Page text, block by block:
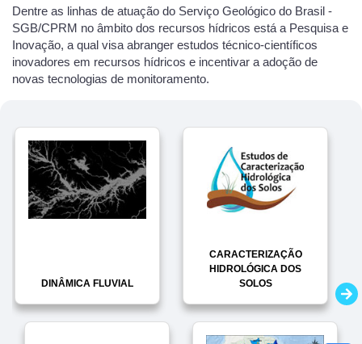
Dentre as linhas de atuação do Serviço Geológico do Brasil -
SGB/CPRM no âmbito dos recursos hídricos está a Pesquisa e
Inovação, a qual visa abranger estudos técnico-científicos
inovadores em recursos hídricos e incentivar a adoção de
novas tecnologias de monitoramento.
DINÂMICA FLUVIAL
CARACTERIZAÇÃO
HIDROLÓGICA DOS
SOLOS